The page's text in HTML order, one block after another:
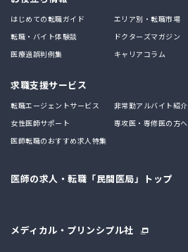
はじめての転職ガイド
エリア別・転職市場
転職・バイト体験談
ドクターズマガジン
医療過誤判例集
キャリアコラム
求職支援サービス
転職エージェントサービス
非常勤アルバイト紹介
女性医師サポート
専攻医・専修医の方へ
医師転職のおすすめ求人特集
医師の求人・転職「民間医局」トップ
メディカル・プリンシプル社